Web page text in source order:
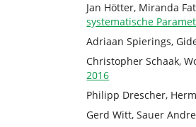
Jan Hötter, Miranda
systematische
Adriaan Spierings,
Christopher Schaak,
2016
Philipp Drescher,
Gerd Witt, Sauer